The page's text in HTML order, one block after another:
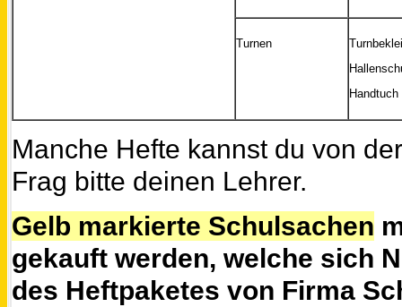
Turnen
Manche Hefte kannst du von
Frag bitte deinen Lehrer.
Gelb markierte Schulsachen
gekauft werden, welche sich
des Heftpaketes von Firma